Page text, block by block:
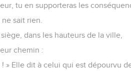
tu en supporteras les
sait rien.
dans les hauteurs de la ville,
chemin :
» Elle dit à celui qui est dépourvu